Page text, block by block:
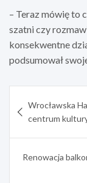
– Teraz mówię to
szatni czy
konsekwentne
podsumował
wpisu
Wrocławska
centrum
Renowacja